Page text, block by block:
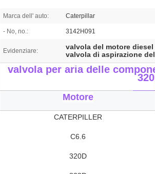
Marca dell' auto: Caterpillar
- No, no.: 3142H091
Evidenziare: valvola del motore diesel
valvola di aspirazione
valvola per aria delle
Motore
CATERPILLER
C6.6
320D